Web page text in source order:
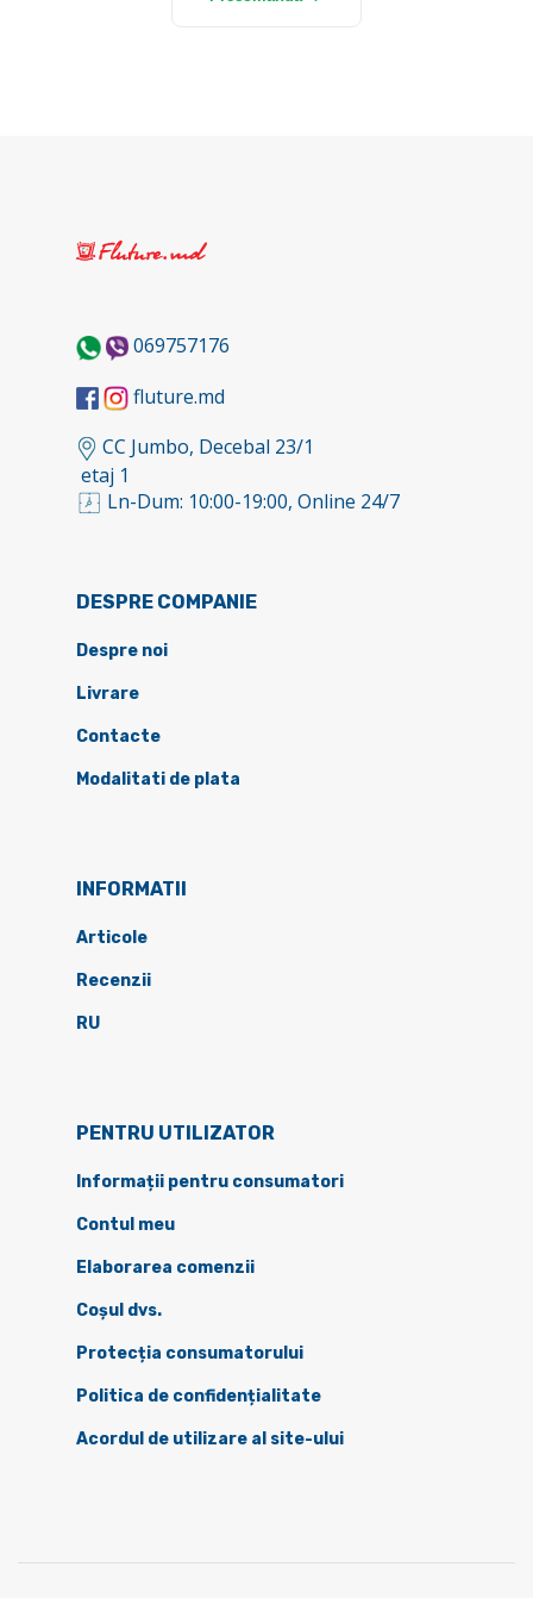
069757176
fluture.md
CC Jumbo, Decebal 23/1
etaj 1
Ln-Dum: 10:00-19:00, Online 24/7
DESPRE COMPANIE
Despre noi
Livrare
Contacte
Modalitati de plata
INFORMATII
Articole
Recenzii
RU
PENTRU UTILIZATOR
Informații pentru consumatori
Contul meu
Elaborarea comenzii
Coșul dvs.
Protecția consumatorului
Politica de confidențialitate
Acordul de utilizare al site-ului